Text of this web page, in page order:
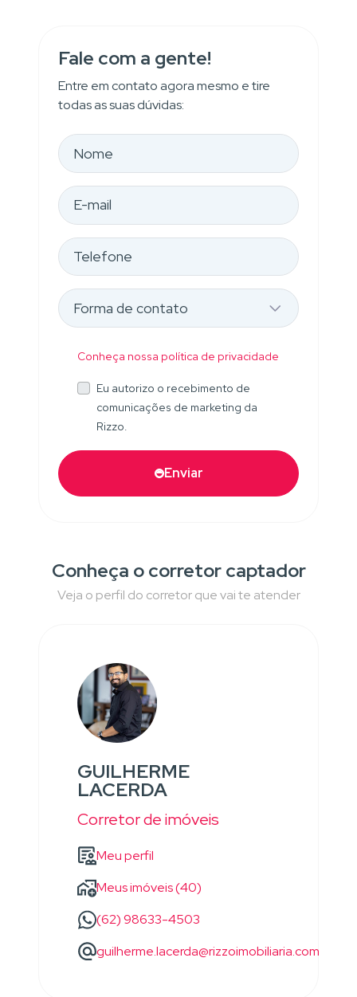
Fale com a gente!
Entre em contato agora mesmo e tire
todas as suas dúvidas:
Conheça nossa política de privacidade
Eu autorizo o recebimento de
comunicações de marketing da
Rizzo.
Enviar
Conheça o corretor captador
Veja o perfil do corretor que vai te atender
GUILHERME
LACERDA
Corretor de imóveis
Meu perfil
Meus imóveis (40)
(62) 98633-4503
guilherme.lacerda@rizzoimobiliaria.com